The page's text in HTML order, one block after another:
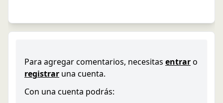
Para agregar comentarios, necesitas entraro
registrar una cuenta.
Con una cuenta podrás: